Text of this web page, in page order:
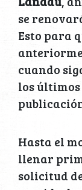
se
Esto para
cuando
los últimos
Hasta el
llenar
solicitud